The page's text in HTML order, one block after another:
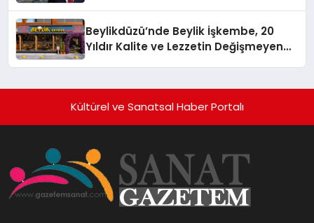
Hayata Geçirecek
Beylikdüzü’nde Beylik İşkembe, 20
Yıldır Kalite ve Lezzetin Değişmeyen
Kültürel ve Sanatsal Haber Portalı